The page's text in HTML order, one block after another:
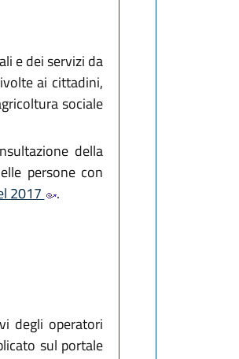
e dei servizi da
ai cittadini,
sociale
della
persone con
2017
.
degli operatori
sul portale